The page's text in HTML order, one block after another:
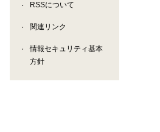
RSSについて
関連リンク
情報セキュリティ基本
方針